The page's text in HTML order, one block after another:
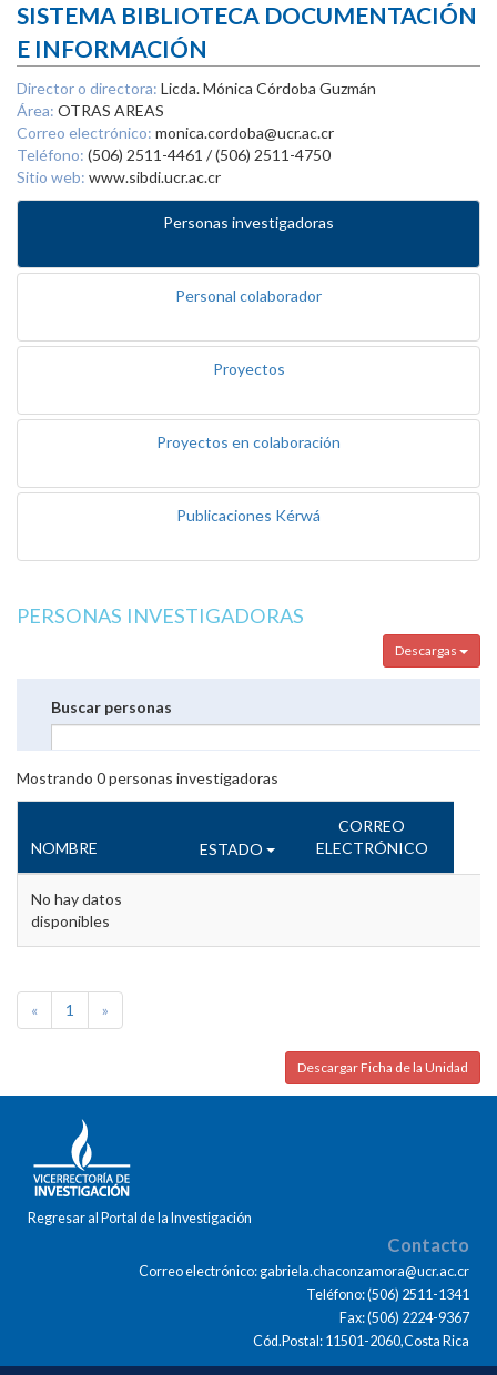
SISTEMA BIBLIOTECA DOCUMENTACIÓN
E INFORMACIÓN
Director o directora: Licda. Mónica Córdoba Guzmán
Área: OTRAS AREAS
Correo electrónico: monica.cordoba@ucr.ac.cr
Teléfono: (506) 2511-4461 / (506) 2511-4750
Sitio web: www.sibdi.ucr.ac.cr
Personas investigadoras
Personal colaborador
Proyectos
Proyectos en colaboración
Publicaciones Kérwá
PERSONAS INVESTIGADORAS
Descargas
Buscar personas
Mostrando 0personas investigadoras
NOMBRE ESTADO
CORREO
ELECTRÓNICO
No hay datos
disponibles
« 1 »
Descargar Ficha de la Unidad
Regresar al Portal de la Investigación
Contacto
Correo electrónico: gabriela.chaconzamora@ucr.ac.cr
Teléfono: (506) 2511-1341
Fax: (506) 2224-9367
Cód.Postal: 11501-2060,Costa Rica